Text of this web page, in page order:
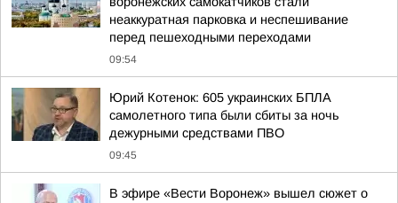
неаккуратная парковка и неспешивание
перед пешеходными переходами
09:54
Юрий Котенок: 605 украинских БПЛА
самолетного типа были сбиты за ночь
дежурными средствами ПВО
09:45
В эфире «Вести Воронеж» вышел сюжет о